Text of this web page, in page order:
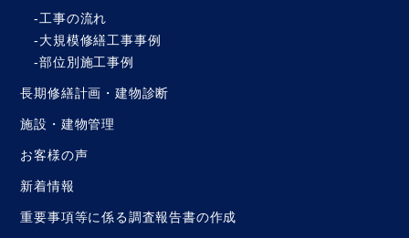
工事の流れ
大規模修繕工事事例
部位別施工事例
長期修繕計画・建物診断
施設・建物管理
お客様の声
新着情報
重要事項等に係る調査報告書の作成